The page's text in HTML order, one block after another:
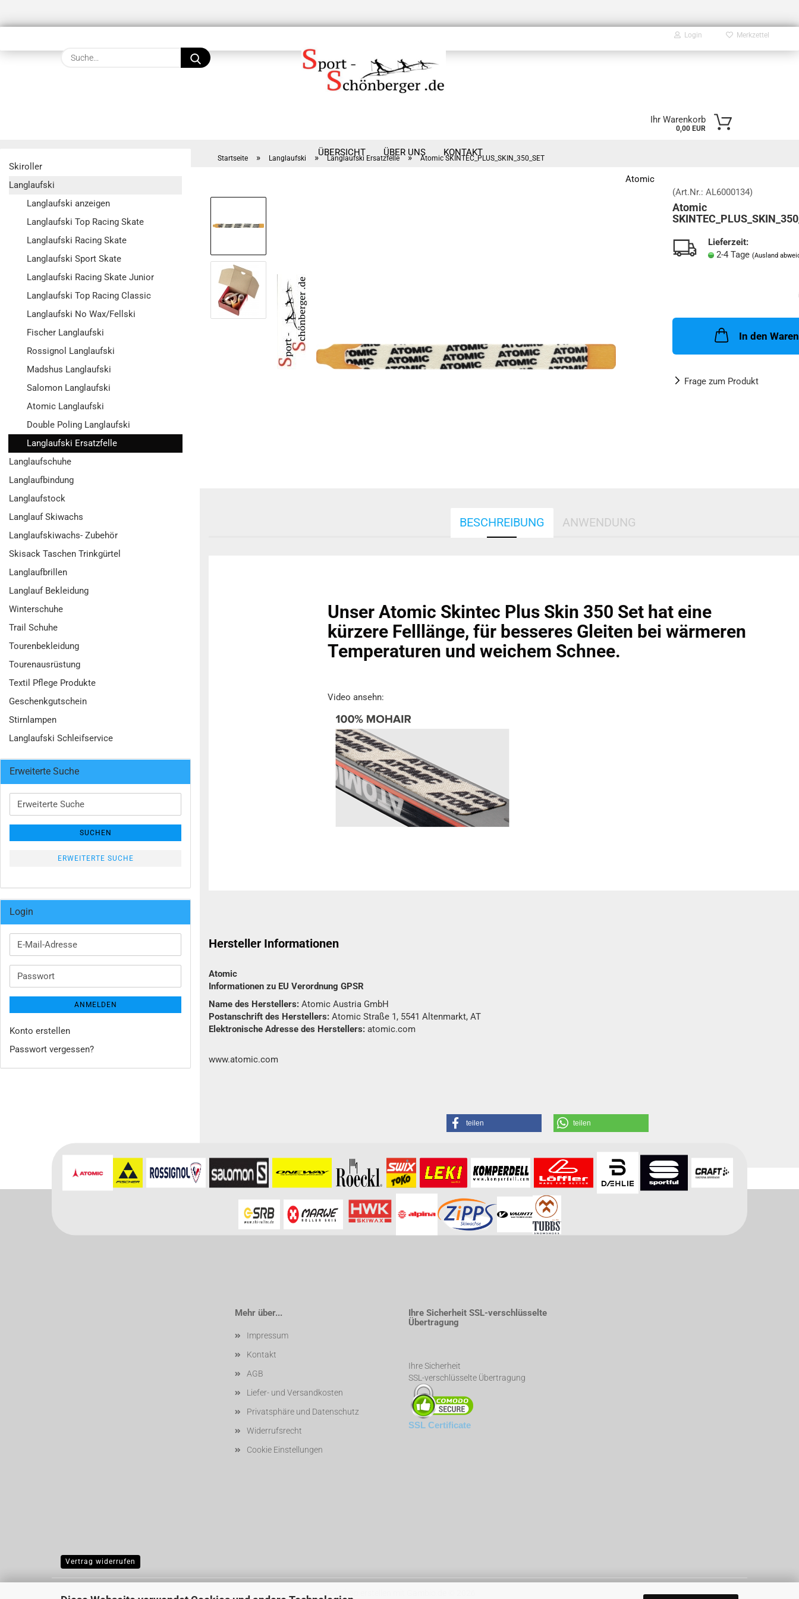
Login Merkzettel
Suche...
Ihr Warenkorb
0,00 EUR
ÜBERSICHT ÜBER UNS KONTAKT
Startseite » Langlaufski » Langlaufski Ersatzfelle » Atomic SKINTEC_PLUS_SKIN_350_SET
Atomic
(Art.Nr.: AL6000134)
Atomic
Lieferzeit:
2-4 Tage (Ausland
In den
Frage zum Produkt
BESCHREIBUNG ANWENDUNG
Unser Atomic Skintec Plus Skin 350 Set hat eine
kürzere Felllänge, für besseres Gleiten bei wärmeren
Temperaturen und weichem Schnee.
Video ansehn:
Hersteller Informationen
Atomic
Informationen zu EU Verordnung GPSR
Name des Herstellers: Atomic Austria GmbH
Postanschrift des Herstellers: Atomic Straße 1, 5541 Altenmarkt, AT
Elektronische Adresse des Herstellers: atomic.com
www.atomic.com
teilen teilen
Für weitere Informationen besuchen Sie bitte dieHomepagezu diesem Artikel.
Skiroller
Langlaufski
Langlaufski anzeigen
Langlaufski Top Racing Skate
Langlaufski Racing Skate
Langlaufski Sport Skate
Langlaufski Racing Skate Junior
Langlaufski Top Racing Classic
Langlaufski No Wax/Fellski
Fischer Langlaufski
Rossignol Langlaufski
Madshus Langlaufski
Salomon Langlaufski
Atomic Langlaufski
Double Poling Langlaufski
Langlaufski Ersatzfelle
Langlaufschuhe
Langlaufbindung
Langlaufstock
Langlauf Skiwachs
Langlaufskiwachs- Zubehör
Skisack Taschen Trinkgürtel
Langlaufbrillen
Langlauf Bekleidung
Winterschuhe
Trail Schuhe
Tourenbekleidung
Tourenausrüstung
Textil Pflege Produkte
Geschenkgutschein
Stirnlampen
Langlaufski Schleifservice
Erweiterte Suche
Erweiterte
Suche
SUCHEN
ERWEITERTE SUCHE
Login
E-
Mail-
Passwort
ANMELDEN
Konto erstellen
Passwort vergessen?
Mehr über...
Impressum
Kontakt
AGB
Liefer- und Versandkosten
Privatsphäre und Datenschutz
Widerrufsrecht
Cookie Einstellungen
Ihre Sicherheit SSL-verschlüsselte
Übertragung
Ihre Sicherheit
SSL-verschlüsselte Übertragung
SSL Certificate
Vertrag widerrufen